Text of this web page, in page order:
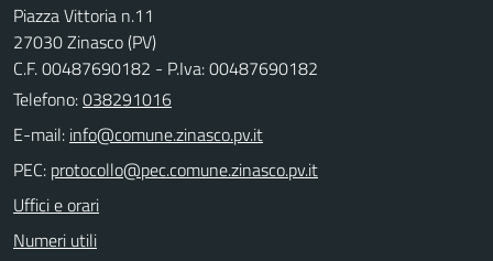
Piazza Vittoria n.11
27030 Zinasco (PV)
C.F. 00487690182 - P.Iva: 00487690182
Telefono:038291016
E-mail:
PEC:
Uffici e orari
Numeri utili